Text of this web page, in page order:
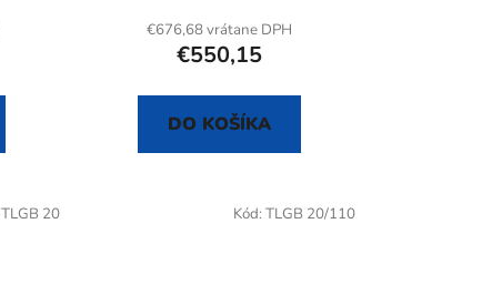
€676,68 vrátane DPH
€550,15
DO KOŠÍKA
TLGB 20 Kód: TLGB 20/110